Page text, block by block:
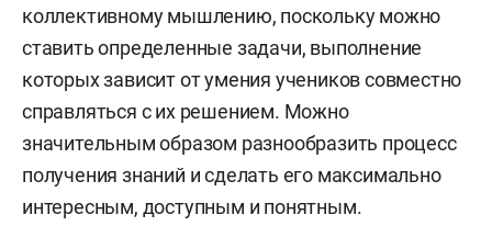
коллективному мышлению, поскольку можно
ставить определенные задачи, выполнение
которых зависит от умения учеников совместно
справляться с их решением. Можно
значительным образом разнообразить процесс
получения знаний и сделать его максимально
интересным, доступным и понятным.